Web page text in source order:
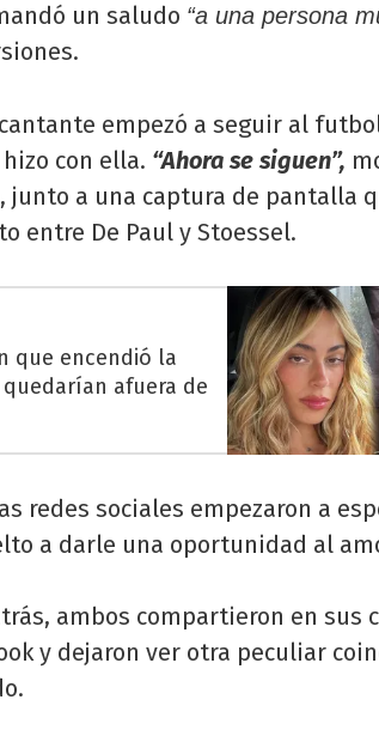
un saludo “a una persona
empezó a seguir al
con ella. “Ahora se siguen”,
junto a una captura de pantalla
entre De Paul y Stoessel.
que encendió la
afuera de
redes sociales empezaron a
a darle una oportunidad al
ambos compartieron en sus
y dejaron ver otra peculiar